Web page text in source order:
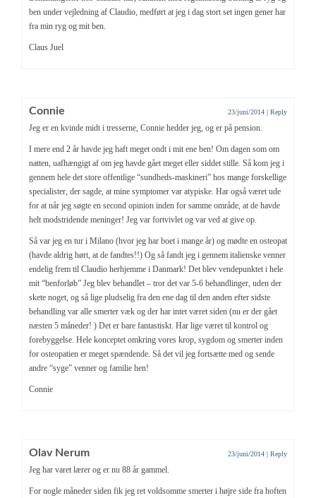
ben under vejledning af Claudio, medført at jeg i dag stort set ingen gener har
fra min ryg og mit ben.
Claus Juel
Connie 23/juni/2014 | Reply
Jeg er en kvinde midt i tresserne, Connie hedder jeg, og er på pension.
I mere end 2 år havde jeg haft meget ondt i mit ene ben! Om dagen som om
natten, uafhængigt af om jeg havde gået meget eller siddet stille. Så kom jeg i
gennem hele det store offentlige “sundheds-maskineri” hos mange forskellige
specialister, der sagde, at mine symptomer var atypiske. Har også været ude
for at når jeg søgte en second opinion inden for samme område, at de havde
helt modstridende meninger! Jeg var fortvivlet og var ved at give op.
Så var jeg en tur i Milano (hvor jeg har boet i mange år) og mødte en osteopat
(havde aldrig hørt, at de fandtes!!) Og så fandt jeg i gennem italienske venner
endelig frem til Claudio herhjemme i Danmark! Det blev vendepunktet i hele
mit “benforløb” Jeg blev behandlet – tror det var 5-6 behandlinger, uden der
skete noget, og så lige pludselig fra den ene dag til den anden efter sidste
behandling var alle smerter væk og der har intet været siden (nu er der gået
næsten 5 måneder! ) Det er bare fantastiskt. Har lige været til kontrol og
forebyggelse. Hele konceptet omkring vores krop, sygdom og smerter inden
for osteopatien er meget spændende. Så det vil jeg fortsætte med og sende
andre “syge” venner og familie hen!
Connie
Olav Nerum 23/juni/2014 | Reply
Jeg har varet lærer og er nu 88 år gammel.
For nogle måneder siden fik jeg ret voldsomme smerter i højre side fra hoften